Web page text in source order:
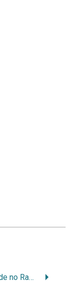
Sala Verde no Rahamim